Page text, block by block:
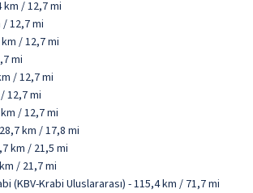
km / 12,7 mi
/ 12,7 mi
/ 12,7 mi
mi
/ 12,7 mi
12,7 mi
/ 12,7 mi
km / 17,8 mi
km / 21,5 mi
/ 21,7 mi
(KBV-Krabi Uluslararası) - 115,4 km / 71,7 mi